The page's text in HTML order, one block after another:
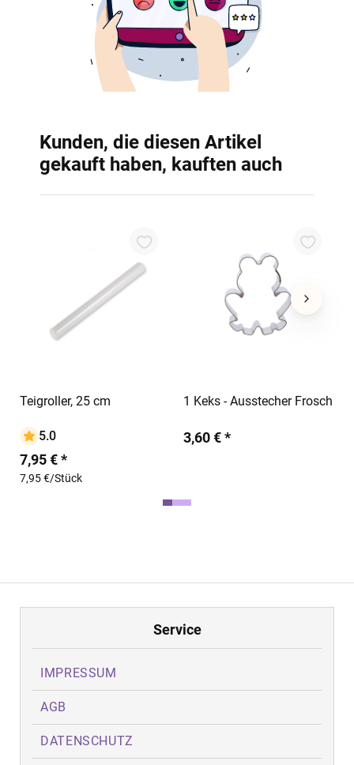
Kunden, die diesen Artikel
gekauft haben, kauften auch
Teigroller, 25 cm
5.0
7,95 € *
7,95 €/Stück
1 Keks - Ausstecher Frosch
3,60 € *
Service
IMPRESSUM
AGB
DATENSCHUTZ